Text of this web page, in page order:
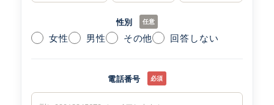
性別 任意
女性 男性 その他 回答しない
電話番号 必須